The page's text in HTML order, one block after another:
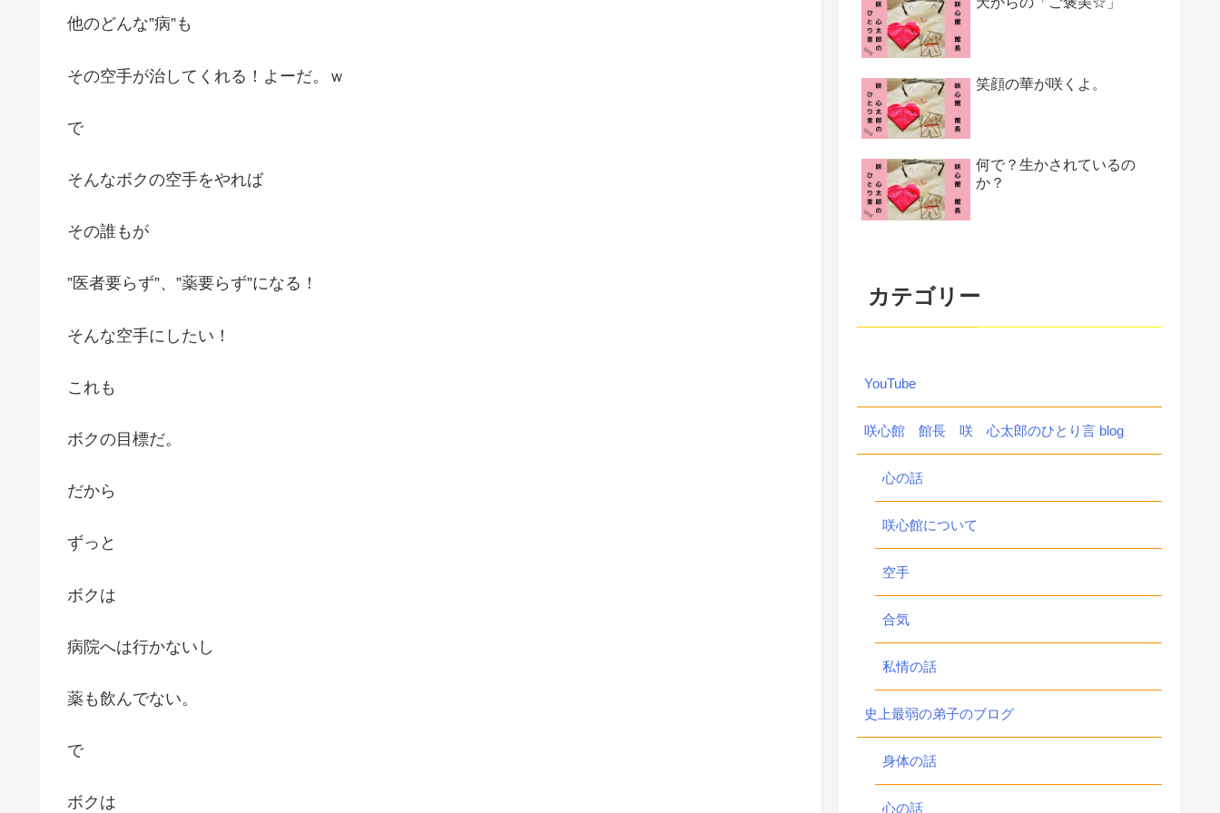
他のどんな”病”も
その空手が治してくれる！よーだ。ｗ
で
そんなボクの空手をやれば
その誰もが
”医者要らず”、”薬要らず”になる！
そんな空手にしたい！
これも
ボクの目標だ。
だから
ずっと
ボクは
病院へは行かないし
薬も飲んでない。
で
ボクは
笑顔の華が咲くよ。
何で？生かされているの
か？
カテゴリー
YouTube
咲心館 館長 咲 心太郎のひとり言 blog
心の話
咲心館について
空手
合気
私情の話
史上最弱の弟子のブログ
身体の話
心の話